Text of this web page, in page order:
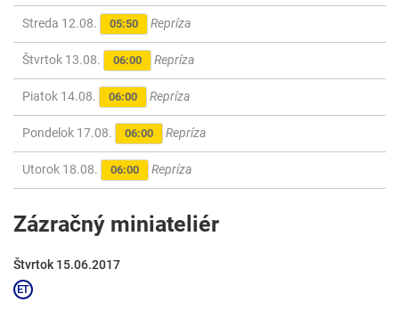
Streda 12.08. 05:50 Repríza
Štvrtok 13.08. 06:00 Repríza
Piatok 14.08. 06:00 Repríza
Pondelok 17.08. 06:00 Repríza
Utorok 18.08. 06:00 Repríza
Zázračný miniateliér
Štvrtok 15.06.2017